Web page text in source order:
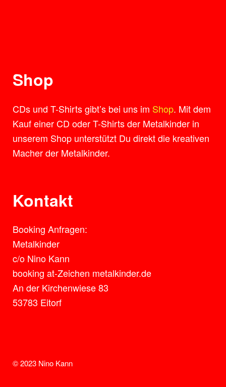
Shop
CDs und T-Shirts gibt’s bei uns im Shop. Mit dem
Kauf einer CD oder T-Shirts der Metalkinder in
unserem Shop unterstützt Du direkt die kreativen
Macher der Metalkinder.
Kontakt
Booking Anfragen:
Metalkinder
c/o Nino Kann
booking at-Zeichen metalkinder.de
An der Kirchenwiese 83
53783 Eitorf
© 2023 Nino Kann